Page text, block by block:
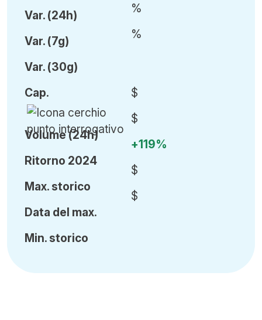
Var. (24h)
Var. (7g)
Var. (30g)
%
%
Cap.
Volume (24h)
Ritorno 2024
Max. storico
Data del max.
Min. storico
$
$
+119%
$
$